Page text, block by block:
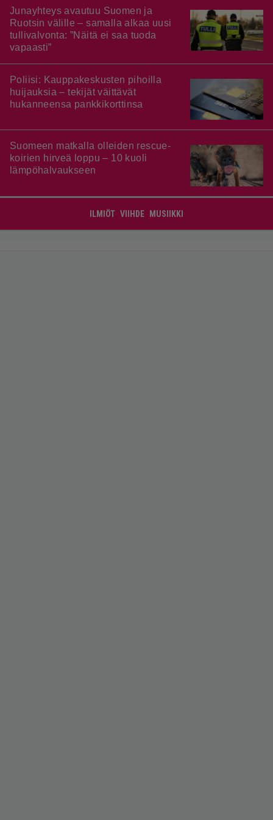
Junayhteys avautuu Suomen ja
Ruotsin välille – samalla alkaa uusi
tullivalvonta: ”Näitä ei saa tuoda
vapaasti”
Poliisi: Kauppakeskusten pihoilla
huijauksia – tekijät väittävät
hukanneensa pankkikorttinsa
Suomeen matkalla olleiden rescue-
koirien hirveä loppu – 10 kuoli
lämpöhalvaukseen
ILMIÖT VIIHDE MUSIIKKI